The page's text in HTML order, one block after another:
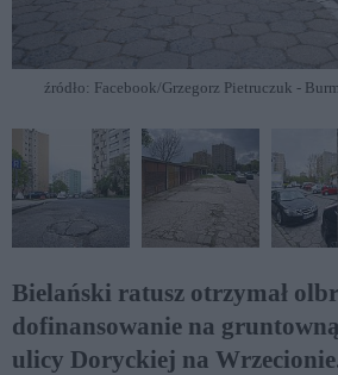
źródło: Facebook/Grzegorz Pietruczuk -
Bielański ratusz otrzymał
dofinansowanie na
ulicy Doryckiej na